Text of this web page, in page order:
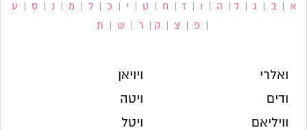
א |ב ג |ד ה ו |ז ח |ט י כ |ל מ |נ ס ע
פ צ |ק |ר ש ת
ואלרי
ודים
וויליאם
ויויאן
ויטה
ויטל